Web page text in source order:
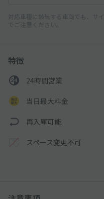
対応車種に該当する車両でも、サ
でご注意ください。
特徴
24時間営業
当日最大料金
再入庫可能
スペース変更不可